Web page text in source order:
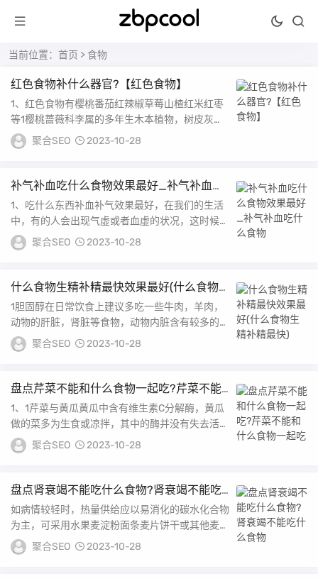
当前位置： 首页 > 食物
红色食物补什么器官?【红色食物】
1、红色食物有樱桃番茄红辣椒草莓山楂红米红枣
等1樱桃蔷薇科李属的多年生木本植物，树皮灰白
色，树枝灰褐色或灰棕色，嫩枝绿色果实近球形，
成熟...
聚合SEO 2023-10-28
补气补血吃什么食物效果最好_补气补血吃
什么食物
1、吃什么东西补血补气效果最好，在我们的生活
中，有的人会出现气虚或者血虚的状况，这时候就
啊哟注意自己身体的情况了，需要多吃一些补血补
气的...
聚合SEO 2023-10-28
什么食物生精补精最快效果最好(什么食物
生精补精最快)
1胆固醇在日常饮食上建议多吃一些牛肉，羊肉，
动物的肝脏，肾脏等食物，动物内脏含有较多的胆
固醇，而胆固醇是合成性激素的重要配方2锌和维
生素...
聚合SEO 2023-10-28
盘点芹菜不能和什么食物一起吃?芹菜不能
和什么食物一起吃
1、1芹菜与黄瓜黄瓜中含有维生素C分解酶，黄瓜
做的菜多为生食或凉拌，其中的酶并没有失去活性
因子，如果和芹菜同食，那么芹菜中的维生素C就
会...
聚合SEO 2023-10-28
盘点肾衰竭不能吃什么食物?肾衰竭不能吃
什么食物
如病情较轻时，热量供给应以易消化的碳水化合物
为主，可采用水果麦淀粉面条麦片饼干或其他麦淀
粉点心，加少量米汤或稀粥，要减少蛋白质和非必
需氨...
聚合SEO 2023-10-28